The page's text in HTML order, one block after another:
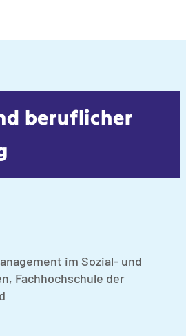
beruflicher
im Sozial- und
Fachhochschule der